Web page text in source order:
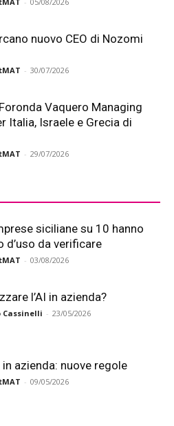
nuovo CEO di Nozomi
- 30/07/2026
Vaquero Managing
Italia, Israele e Grecia di
- 29/07/2026
siciliane su 10 hanno
d’uso da verificare
- 03/08/2026
l’AI in azienda?
- 23/05/2026
in azienda: nuove regole
- 09/05/2026